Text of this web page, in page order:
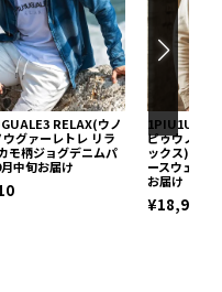
RELAX(ウノ
ウグァーレトレ リラ
モ柄ジョグデニムパ
中旬お届け
ピゥウノウ
ックス)ピグ
ースウェッ
お届け
¥18,920